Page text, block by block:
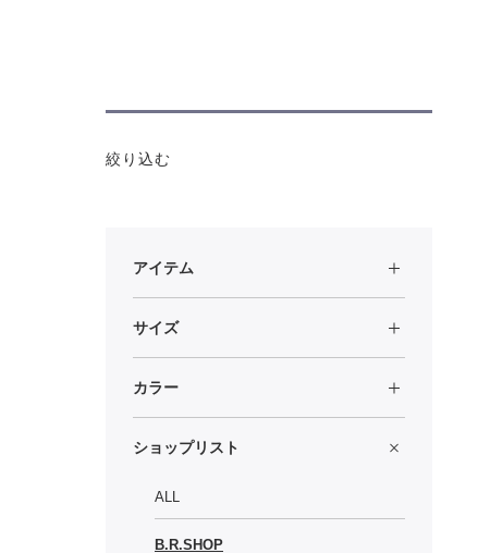
絞り込む
アイテム
サイズ
カラー
ショップリスト
ALL
B.R.SHOP